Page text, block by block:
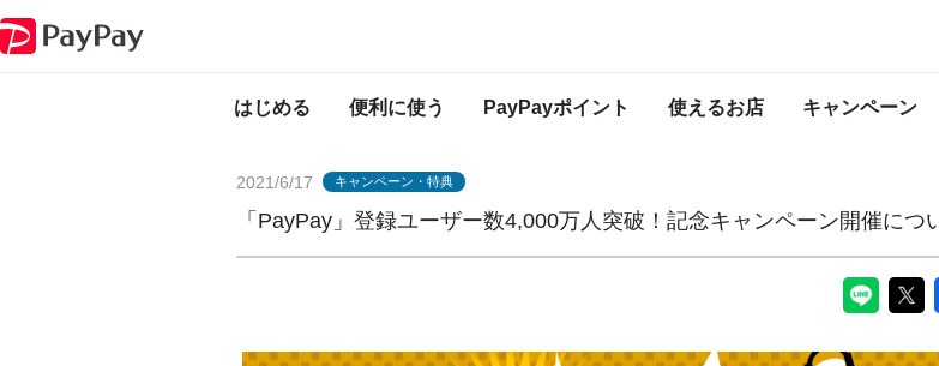
はじめる 便利に使う PayPayポイント 使えるお店 キャンペーン
PayPayからのお知
2021/6/17 キャンペーン・特典
「PayPay」登録ユーザー数4,000万人突破！記念キャンペーン開催につ